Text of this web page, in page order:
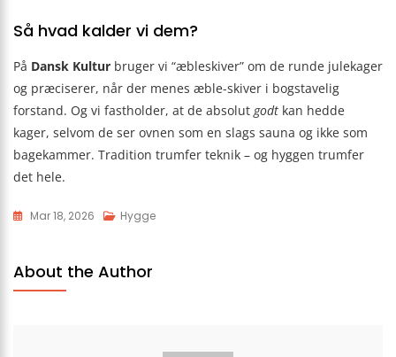
Så hvad kalder vi dem?
På Dansk Kultur bruger vi “æbleskiver” om de runde jule­kager
og præciserer, når der menes æble-skiver i bogstavelig
forstand. Og vi fastholder, at de absolut godt kan hedde
kager, selvom de ser ovnen som en slags sauna og ikke som
bagekammer. Tradition trumfer teknik – og hyggen trumfer
det hele.
Mar 18, 2026 Hygge
About the Author